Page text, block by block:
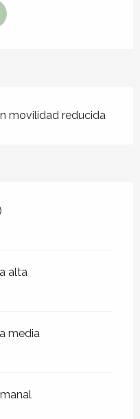
movilidad reducida
alta
media